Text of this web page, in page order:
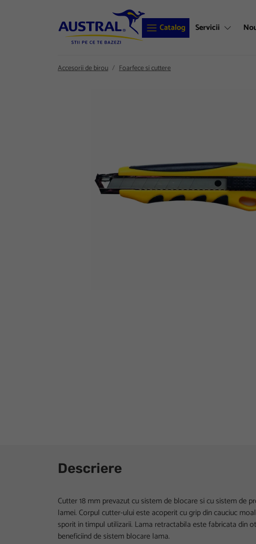
Catalog Servicii
Accesorii de birou Foarfece si cuttere
Descriere
Cutter 18 mm prevazut cu sistem de blocare si cu sistem de
lamei. Corpul cutter-ului este acoperit cu grip din cauciuc
sporit in timpul utilizarii. Lama retractabila este fabricata din
beneficiind de sistem blocare lama.